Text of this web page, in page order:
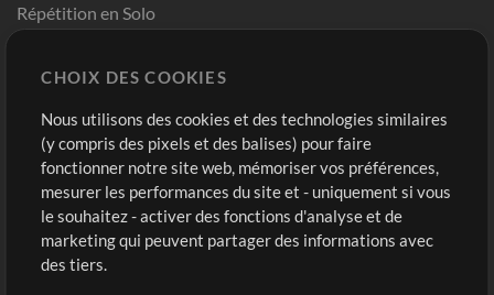
Répétition en Solo
Modèles ProPresenter
Sons
Boutique
Acheter des crédits
Contenu gratuit
Demander les pistes
Compte
Connexion
S'inscrire
CHOIX DES COOKIES
Nous utilisons des cookies et des technologies similaires
(y compris des pixels et des balises) pour faire
fonctionner notre site web, mémoriser vos préférences,
mesurer les performances du site et - uniquement si vous
le souhaitez - activer des fonctions d'analyse et de
marketing qui peuvent partager des informations avec
des tiers.